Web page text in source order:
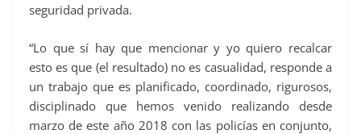
seguridad privada.
“Lo que sí hay que mencionar y yo quiero recalcar
esto es que (el resultado) no es casualidad, responde a
un trabajo que es planificado, coordinado, rigurosos,
disciplinado que hemos venido realizando desde
marzo de este año 2018 con las policías en conjunto,